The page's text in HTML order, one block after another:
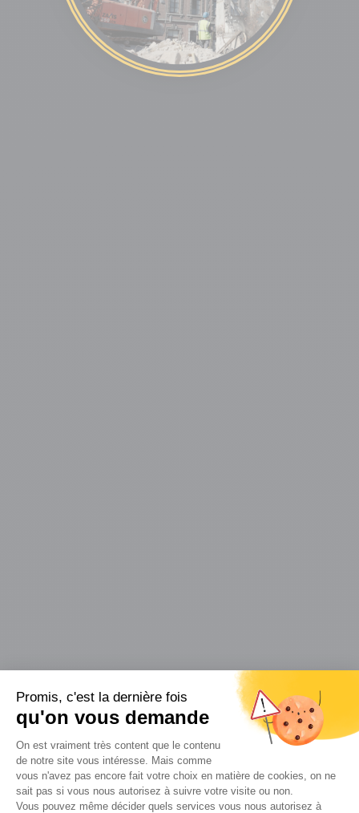
Promis, c'est la dernière fois
qu'on vous demande
Plateforme de Gestion du
On est vraiment très content que le contenu
de notre site vous intéresse. Mais comme
vous n'avez pas encore fait votre choix en matière de cookies, on ne
sait pas si vous nous autorisez à suivre votre visite ou non.
Vous pouvez même décider quels services vous nous autorisez à
Travaux de démolition et
environnement
Notre société accorde un soin particulier au tri
de tout déchet provenant d’un site de
démolition. En effet, tous les débris et les